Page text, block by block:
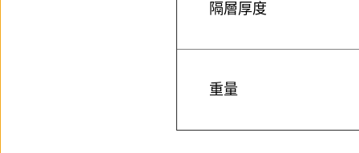
隔層厚度
重量